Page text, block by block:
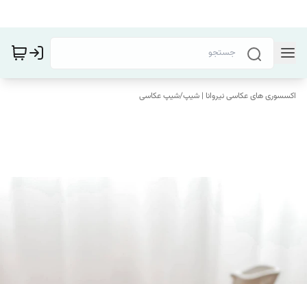
اکسسوری های عکاسی نیروانا | شیپ/شیپ عکاسی